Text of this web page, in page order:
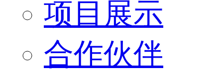
项目展示
合作伙伴